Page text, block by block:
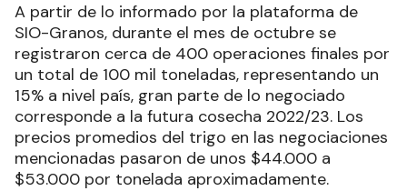
A partir de lo informado por la plataforma de
SIO-Granos, durante el mes de octubre se
registraron cerca de 400 operaciones finales por
un total de 100 mil toneladas, representando un
15% a nivel país, gran parte de lo negociado
corresponde a la futura cosecha 2022/23. Los
precios promedios del trigo en las negociaciones
mencionadas pasaron de unos $44.000 a
$53.000 por tonelada aproximadamente.